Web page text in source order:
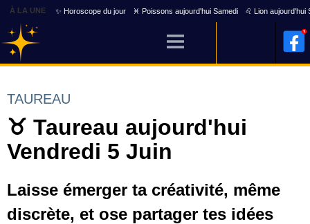
À LA UNE ✨ Horoscope du jour ♓ Poissons aujourd'hui Samedi ♌ Lion aujourd'hui
TAUREAU
♉ Taureau aujourd'hui
Vendredi 5 Juin
Laisse émerger ta créativité, même
discrète, et ose partager tes idées